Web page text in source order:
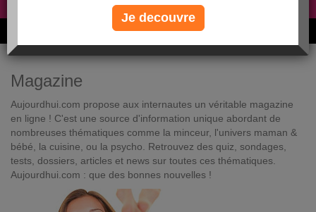
Non, je préfère le régime gratuit
6M de personnes ont maigri et réappris à manger avec nous
Magazine
Aujourdhui.com propose aux internautes un véritable magazine
en ligne ! C'est une source d'information unique abordant de
nombreuses thématiques comme la minceur, l'univers maman &
bébé, la cuisine, ou la psycho. Retrouvez des quiz, sondages,
tests, dossiers, articles et news sur toutes ces thématiques.
Aujourdhui.com : que des bonnes nouvelles !
Je decouvre